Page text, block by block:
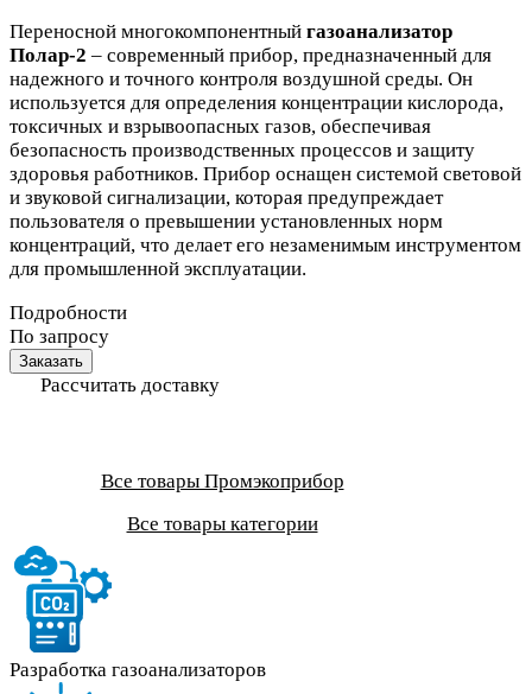
Переносной многокомпонентный газоанализатор
Полар-2 – современный прибор, предназначенный для
надежного и точного контроля воздушной среды. Он
используется для определения концентрации кислорода,
токсичных и взрывоопасных газов, обеспечивая
безопасность производственных процессов и защиту
здоровья работников. Прибор оснащен системой световой
и звуковой сигнализации, которая предупреждает
пользователя о превышении установленных норм
концентраций, что делает его незаменимым инструментом
для промышленной эксплуатации.
Подробности
По запросу
Заказать
Рассчитать доставку
Все товары Промэкоприбор
Все товары категории
Разработка газоанализаторов